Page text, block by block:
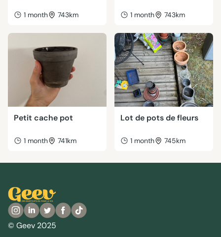
1 month 743km 1 month 743km
Petit cache pot
1 month 741km
Lot de pots de fleurs
1 month 745km
© Geev 2025